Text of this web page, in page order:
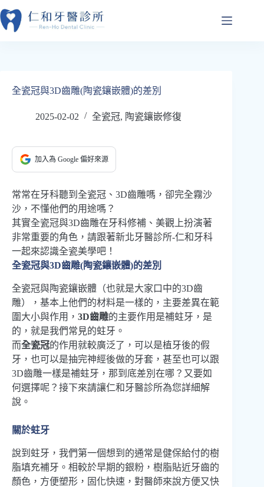
跳
至
全瓷冠與3D齒雕(陶瓷鑲嵌體)的差別
2025-02-02 全瓷冠, 陶瓷鑲嵌修復
加入為 Google 偏好來源
常常在牙科聽到全瓷冠、3D齒雕嗎，卻完全霧沙
沙，不懂他們的用途嗎？
其實全瓷冠與3D齒雕在牙科修補、美觀上扮演著
非常重要的角色，請跟著新北牙醫診所-仁和牙科
一起來認識全瓷美學吧！
全瓷冠與3D齒雕(陶瓷鑲嵌體)的差別
全瓷冠與陶瓷鑲嵌體（也就是大家口中的3D齒
雕），基本上他們的材料是一樣的，主要差異在範
圍大小與作用， 3D齒雕的主要作用是補蛀牙，是
的，就是我們常見的蛀牙。
而全瓷冠的作用就較廣泛了，可以是植牙後的假
牙，也可以是抽完神經後做的牙套，甚至也可以跟
3D齒雕一樣是補蛀牙，那到底差別在哪？又要如
何選擇呢？接下來請讓仁和牙醫診所為您詳細解
說。
關於蛀牙
說到蛀牙，我們第一個想到的通常是健保給付的樹
脂填充補牙。相較於早期的銀粉，樹脂貼近牙齒的
顏色，方便塑形，固化快速，對醫師來說方便又快